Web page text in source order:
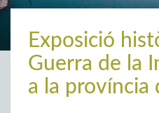
Exposició
Guerra de la
a la província